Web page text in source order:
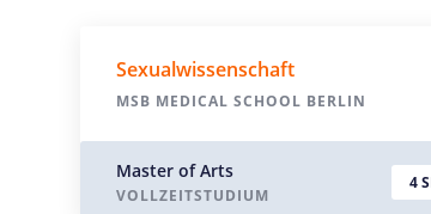
Sexualwissenschaft
MSB MEDICAL SCHOOL BERLIN
Master of Arts
VOLLZEITSTUDIUM
4